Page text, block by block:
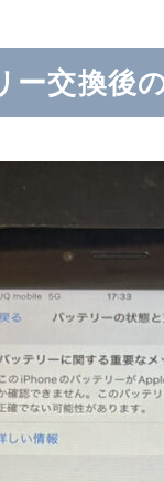
ー交換後